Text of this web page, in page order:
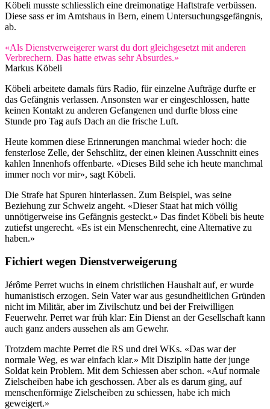
Köbeli musste schliesslich eine dreimonatige Haftstrafe verbüssen.
Diese sass er im Amtshaus in Bern, einem Untersuchungsgefängnis,
ab.
«Als Dienstverweigerer warst du dort gleichgesetzt mit anderen
Verbrechern. Das hatte etwas sehr Absurdes.»
Markus Köbeli
Köbeli arbeitete damals fürs Radio, für einzelne Aufträge durfte er
das Gefängnis verlassen. Ansonsten war er eingeschlossen, hatte
keinen Kontakt zu anderen Gefangenen und durfte bloss eine
Stunde pro Tag aufs Dach an die frische Luft.
Heute kommen diese Erinnerungen manchmal wieder hoch: die
fensterlose Zelle, der Sehschlitz, der einen kleinen Ausschnitt eines
kahlen Innenhofs offenbarte. «Dieses Bild sehe ich heute manchmal
immer noch vor mir», sagt Köbeli.
Die Strafe hat Spuren hinterlassen. Zum Beispiel, was seine
Beziehung zur Schweiz angeht. «Dieser Staat hat mich völlig
unnötigerweise ins Gefängnis gesteckt.» Das findet Köbeli bis heute
zutiefst ungerecht. «Es ist ein Menschenrecht, eine Alternative zu
haben.»
Fichiert wegen Dienstverweigerung
Jérôme Perret wuchs in einem christlichen Haushalt auf, er wurde
humanistisch erzogen. Sein Vater war aus gesundheitlichen Gründen
nicht im Militär, aber im Zivilschutz und bei der Freiwilligen
Feuerwehr. Perret war früh klar: Ein Dienst an der Gesellschaft kann
auch ganz anders aussehen als am Gewehr.
Trotzdem machte Perret die RS und drei WKs. «Das war der
normale Weg, es war einfach klar.» Mit Disziplin hatte der junge
Soldat kein Problem. Mit dem Schiessen aber schon. «Auf normale
Zielscheiben habe ich geschossen. Aber als es darum ging, auf
menschenförmige Zielscheiben zu schiessen, habe ich mich
geweigert.»